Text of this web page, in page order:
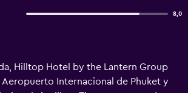
8,0
Hilltop Hotel by the Lantern Group
Aeropuerto Internacional de Phuket y